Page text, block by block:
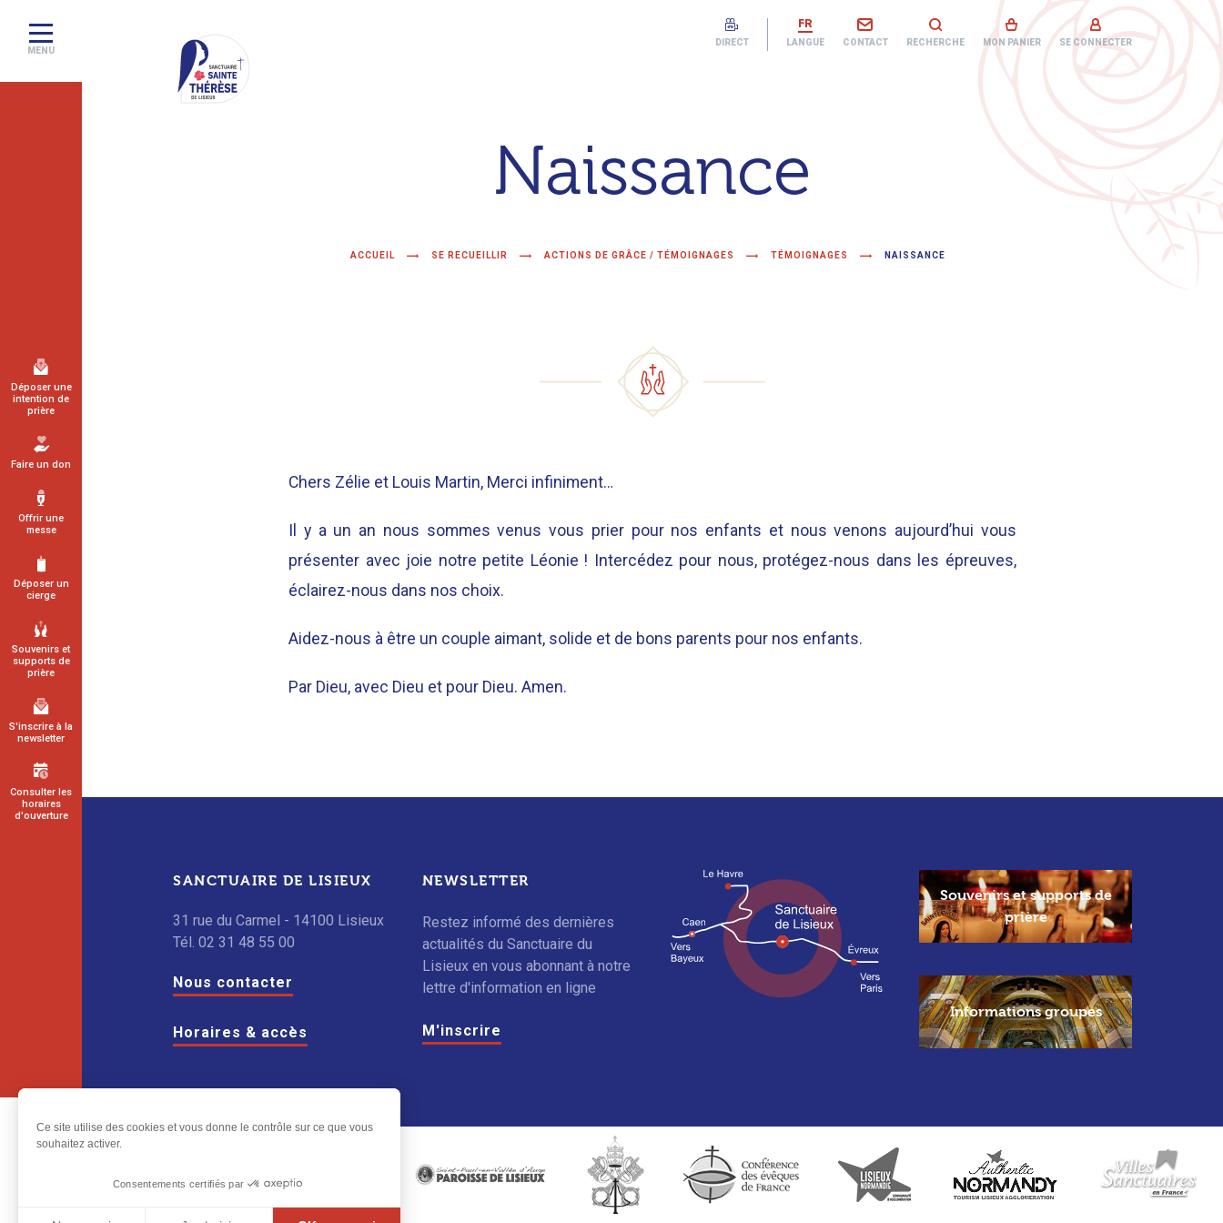
MENU
Déposer une
intention de
prière
Faire un don
Offrir une
messe
Déposer un
cierge
Souvenirs et
supports de
prière
S'inscrire à la
newsletter
Consulter les
horaires
d'ouverture
DIRECT
FR
LANGUE CONTACT RECHERCHE MON PANIER SE CONNECTER
Naissance
ACCUEIL SE RECUEILLIR ACTIONS DE GRÂCE / TÉMOIGNAGES TÉMOIGNAGES NAISSANCE
Chers Zélie et Louis Martin, Merci infiniment…
Il y a un an nous sommes venus vous prier pour nos enfants et nous venons aujourd’hui vous
présenter avec joie notre petite Léonie ! Intercédez pour nous, protégez-nous dans les épreuves,
éclairez-nous dans nos choix.
Aidez-nous à être un couple aimant, solide et de bons parents pour nos enfants.
Par Dieu, avec Dieu et pour Dieu. Amen.
SANCTUAIRE DE LISIEUX
31 rue du Carmel - 14100 Lisieux
Tél. 02 31 48 55 00
Nous contacter
Horaires & accès
NEWSLETTER
Restez informé des dernières
actualités du Sanctuaire du
Lisieux en vous abonnant à notre
lettre d'information en ligne
M'inscrire
Souvenirs et supports de
prière
Informations groupes
Ce site utilise des cookies et vous donne le contrôle sur ce que vous
souhaitez activer.
Consentements certifiés par